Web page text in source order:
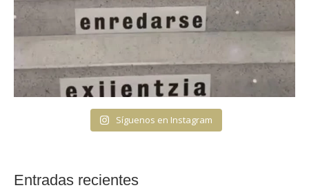
Síguenos en Instagram
Entradas recientes